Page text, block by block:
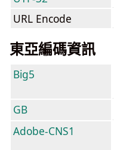
URL Encode
東亞編碼資訊
Big5
GB
Adobe-CNS1